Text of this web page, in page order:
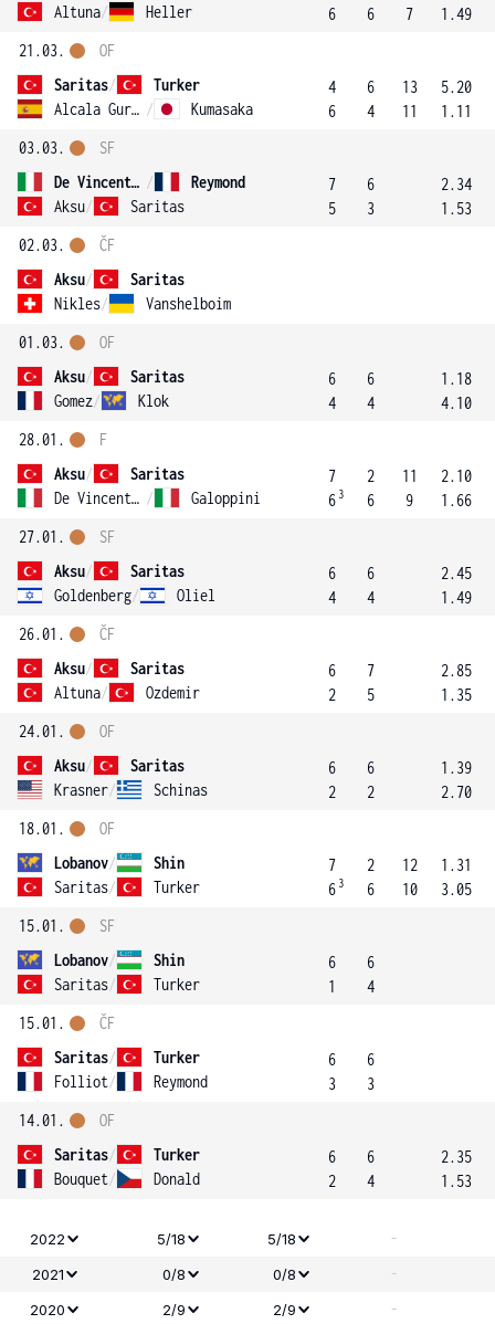
Altuna/ Heller
6
6
7
1.49
21.03.
Saritas/
Turker
Alcala Gurri / Kumasaka
OF
4
6
6
4
13
11
5.20
1.11
03.03.
De Vincentis /
Reymond
Aksu/ Saritas
SF
7
5
6
3
2.34
1.53
02.03.
Aksu/
Saritas
Nikles/ Vanshelboim
ČF
01.03.
Aksu/
Saritas
Gomez/ Klok
OF
6
4
6
4
1.18
4.10
28.01.
Aksu/
Saritas
De Vincentis / Galoppini
F
7
6 3
2
6
11
9
2.10
1.66
27.01.
Aksu/
Saritas
Goldenberg/ Oliel
SF
6
4
6
4
2.45
1.49
26.01.
Aksu/
Saritas
Altuna/ Ozdemir
ČF
6
2
7
5
2.85
1.35
24.01.
Aksu/
Saritas
Krasner/ Schinas
OF
6
2
6
2
1.39
2.70
18.01.
Lobanov/
Shin
Saritas/ Turker
OF
7
6 3
2
6
12
10
1.31
3.05
15.01.
Lobanov/
Shin
Saritas/ Turker
SF
6
1
6
4
15.01.
Saritas/
Turker
Folliot/ Reymond
ČF
6
3
6
3
14.01.
Saritas/
Turker
Bouquet/ Donald
OF
6
2
6
4
2.35
1.53
2022 5/18 5/18 -
2021 0/8 0/8 -
2020 2/9 2/9
-